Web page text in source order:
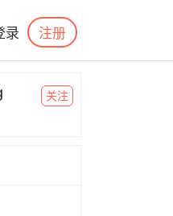
录 注册
关注